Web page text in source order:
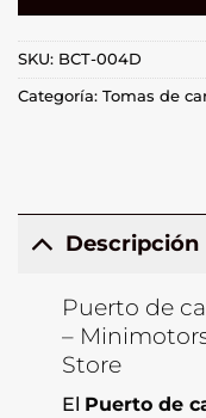
SKU: BCT-004D
Categoría: Tomas de
Descripción
Puerto de
–
Store
El Puerto de